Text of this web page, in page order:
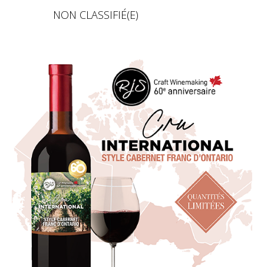
NON CLASSIFIÉ(E)